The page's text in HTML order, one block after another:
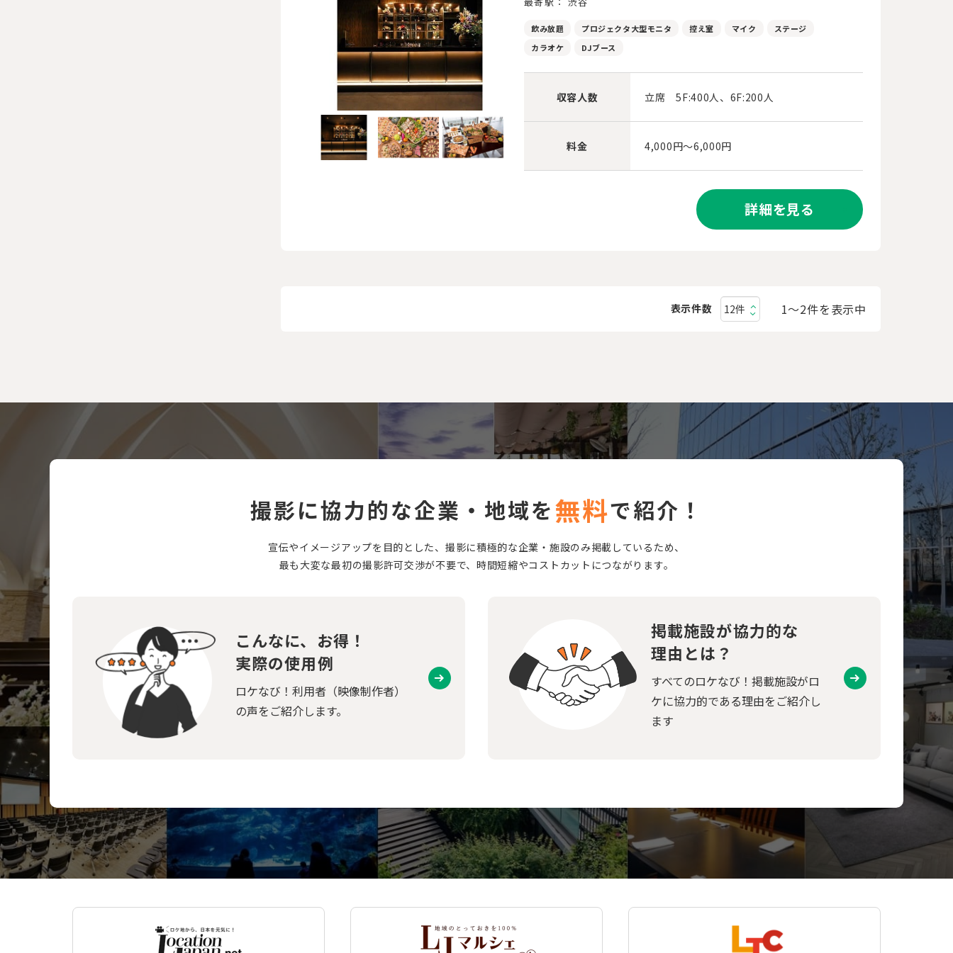
飲み放題 プロジェクタ大型モニタ 控え室 マイク
ステージ
カラオケ
DJブース
収容人数 立席 5F:400人、6F:200人
料金 4,000円～6,000円
詳細を見る
表示件数 1〜2件を表示中
撮影に協力的な企業・地域を無料で紹介！
宣伝やイメージアップを目的とした、撮影に積極的な企業・施設のみ掲載しているため、
最も大変な最初の撮影許可交渉が不要で、時間短縮やコストカットにつながります。
こんなに、お得！
実際の使用例
ロケなび！利用者（映像制作者）
の声をご紹介します。
掲載施設が協力的な
理由とは？
すべてのロケなび！掲載施設がロ
ケに協力的である理由をご紹介し
ます